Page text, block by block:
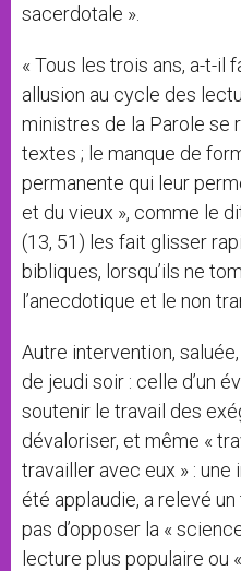
sacerdotale ».
« Tous les trois ans, a-t-il
allusion au cycle des
ministres de la Parole se
textes ; le manque de
permanente qui leur
et du vieux », comme le
(13, 51) les fait glisser
bibliques, lorsqu’ils ne
l’anecdotique et le non
Autre intervention,
de jeudi soir : celle d’un
soutenir le travail des
dévaloriser, et même «
travailler avec eux » :
été applaudie, a relevé
pas d’opposer la «
lecture plus populaire ou